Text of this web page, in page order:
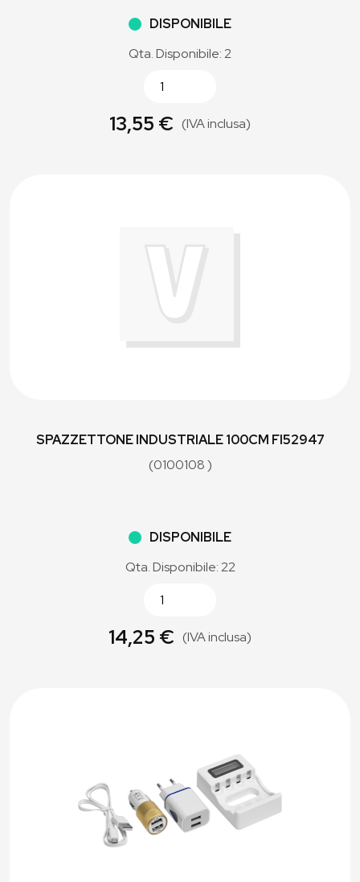
DISPONIBILE
Qta. Disponibile: 2
13,55 € (IVA inclusa)
SPAZZETTONE INDUSTRIALE 100CM FI52947
(0100108 )
DISPONIBILE
Qta. Disponibile: 22
14,25 € (IVA inclusa)